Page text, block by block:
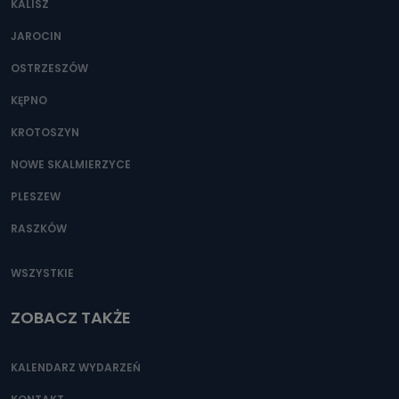
Można to zrobić pod numerem telefonu 62 735-51-05 lub
KALISZ
JAROCIN
OSTRZESZÓW
KĘPNO
KROTOSZYN
NOWE SKALMIERZYCE
PLESZEW
RASZKÓW
WSZYSTKIE
ZOBACZ TAKŻE
KALENDARZ WYDARZEŃ